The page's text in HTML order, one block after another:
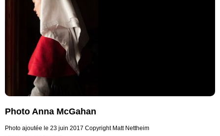
Photo Anna McGahan
Photo ajoutée le 23 juin 2017 Copyright Matt Nettheim